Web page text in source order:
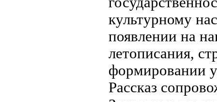
культурному
появлении на
летописания,
формировании
Рассказ